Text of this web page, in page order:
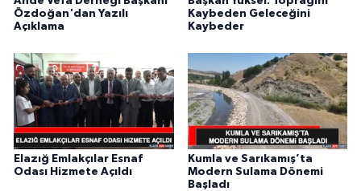
Özdoğan'dan Yazılı
Açıklama
Kaybeden Geleceğini
Kaybeder
Elazığ Emlakçılar Esnaf
Odası Hizmete Açıldı
Kumla ve Sarıkamış’ta
Modern Sulama Dönemi
Başladı